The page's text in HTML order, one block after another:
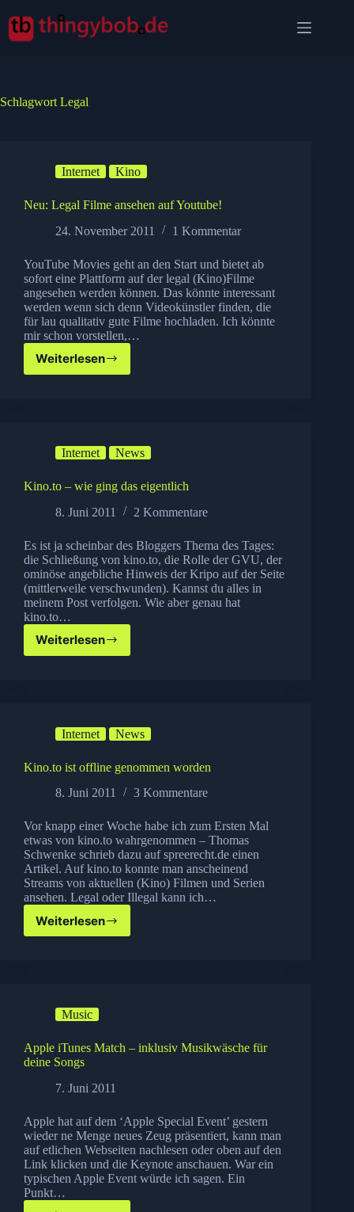
Inhalt
springen
Schlagwort Legal
Internet Kino
Neu: Legal Filme ansehen auf Youtube!
24. November 2011
1 Kommentar
YouTube Movies geht an den Start und bietet ab
sofort eine Plattform auf der legal (Kino)Filme
angesehen werden können. Das könnte interessant
werden wenn sich denn Videokünstler finden, die
für lau qualitativ gute Filme hochladen. Ich könnte
mir schon vorstellen,…
Weiterlesen
Neu:
Internet News
Kino.to – wie ging das eigentlich
8. Juni 2011
2 Kommentare
Es ist ja scheinbar des Bloggers Thema des Tages:
die Schließung von kino.to, die Rolle der GVU, der
ominöse angebliche Hinweis der Kripo auf der Seite
(mittlerweile verschwunden). Kannst du alles in
meinem Post verfolgen. Wie aber genau hat
kino.to…
Weiterlesen
Kino.to
–
Internet News
Kino.to ist offline genommen worden
8. Juni 2011
3 Kommentare
Vor knapp einer Woche habe ich zum Ersten Mal
etwas von kino.to wahrgenommen – Thomas
Schwenke schrieb dazu auf spreerecht.de einen
Artikel. Auf kino.to konnte man anscheinend
Streams von aktuellen (Kino) Filmen und Serien
ansehen. Legal oder Illegal kann ich…
Weiterlesen
Kino.to
Music
Apple iTunes Match – inklusiv Musikwäsche für
deine Songs
7. Juni 2011
Apple hat auf dem ‘Apple Special Event’ gestern
wieder ne Menge neues Zeug präsentiert, kann man
auf etlichen Webseiten nachlesen oder oben auf den
Link klicken und die Keynote anschauen. War ein
typischen Apple Event würde ich sagen. Ein
Punkt…